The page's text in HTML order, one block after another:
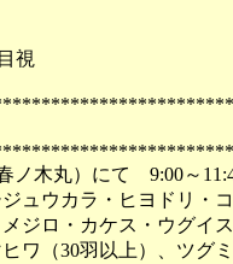
視
ノ木丸）にて 9:00～
ュウカラ・ヒヨドリ・
ロ・カケス・ウグイス
（30羽以上）、ツグミ